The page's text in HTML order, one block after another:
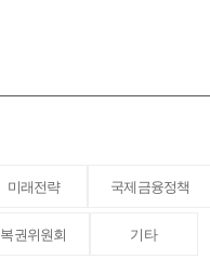
미래전략 국제금융정책
복권위원회 기타